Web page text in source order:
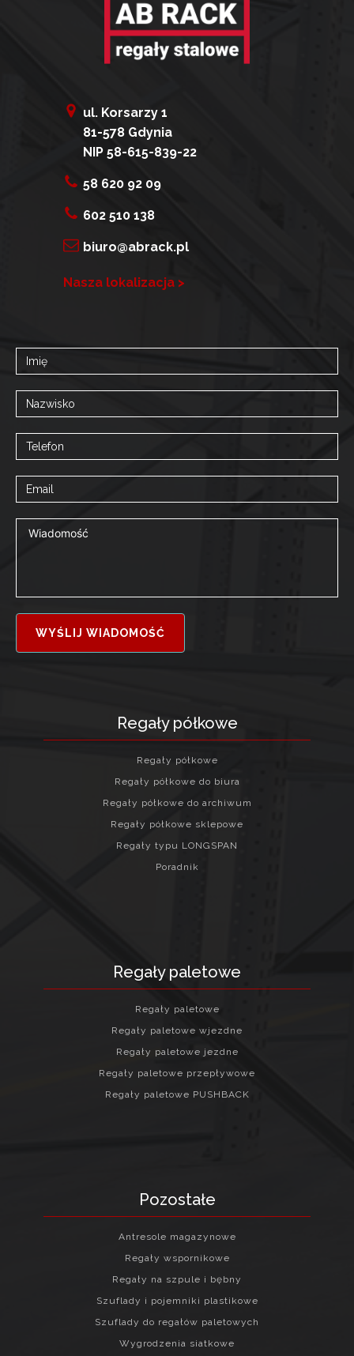
ul. Korsarzy 1
81-578 Gdynia
NIP 58-615-839-22
58 620 92 09
602 510 138
biuro@abrack.pl
Nasza lokalizacja >
WYŚLIJ WIADOMOŚĆ
Regały półkowe
Regały półkowe
Regały półkowe do biura
Regały półkowe do archiwum
Regały półkowe sklepowe
Regały typu LONGSPAN
Poradnik
Regały paletowe
Regały paletowe
Regały paletowe wjezdne
Regały paletowe jezdne
Regały paletowe przepływowe
Regały paletowe PUSHBACK
Pozostałe
Antresole magazynowe
Regały wspornikowe
Regały na szpule i bębny
Szuflady i pojemniki plastikowe
Szuflady do regałów paletowych
Wygrodzenia siatkowe